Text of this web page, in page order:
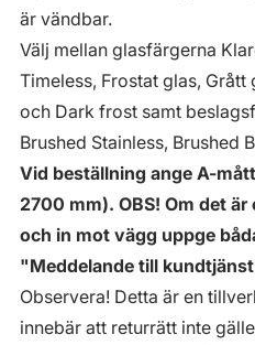
är vändbar.
Välj mellan glasfärgerna
Timeless, Frostat glas,
och Dark frost samt
Brushed Stainless, Brushed
Vid beställning ange A-
2700 mm). OBS! Om det
och in mot vägg uppge
"Meddelande till
Observera! Detta är en
innebär att returrätt inte